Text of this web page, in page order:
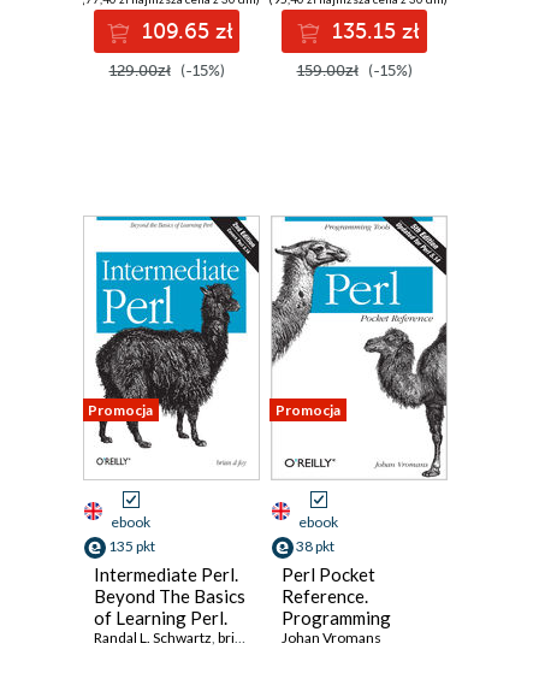
109.65 zł
129.00zł (-15%)
135.15 zł
159.00zł (-15%)
Promocja
ebook
135 pkt
Intermediate Perl.
Beyond The Basics
of Learning Perl.
2nd Edition
Randal L. Schwartz, brian d foy ,Tom Phoenix
Promocja
ebook
38 pkt
Perl Pocket
Reference.
Programming
Tools. 5th Edition
Johan Vromans